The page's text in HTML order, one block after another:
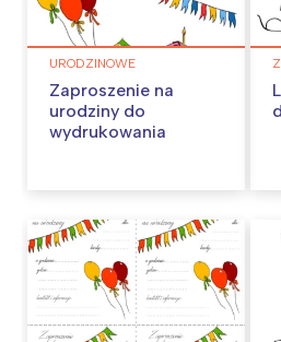
URODZINOWE
Zaproszenie na
urodziny do
wydrukowania